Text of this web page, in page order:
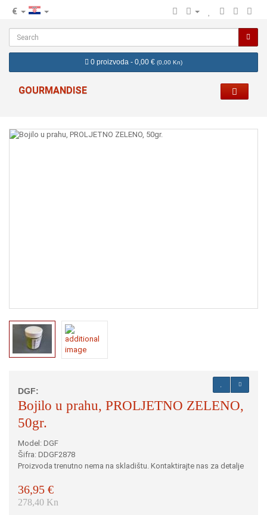
€ hr
0 proizvoda - 0,00 € (0,00 Kn)
GOURMANDISE
DGF:
Bojilo u prahu, PROLJETNO ZELENO,
50gr.
Model: DGF
Šifra: DDGF2878
Proizvoda trenutno nema na skladištu. Kontaktirajte nas za detalje
36,95 €
278,40 Kn